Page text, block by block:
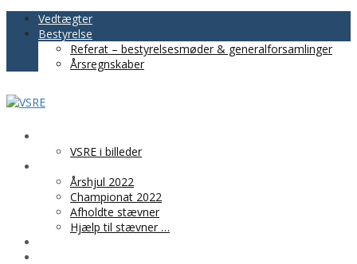
Vedtægter
Bestyrelse
Referat – bestyrelsesmøder & generalforsamlinger
Årsregnskaber
VSRE i billeder
Årshjul 2022
Championat 2022
Afholdte stævner
Hjælp til stævner …